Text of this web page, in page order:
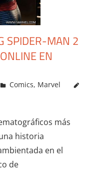
SPIDER-MAN 2
EN
Carlitox Banana
Comics, Marvel
más
historia
en el
de